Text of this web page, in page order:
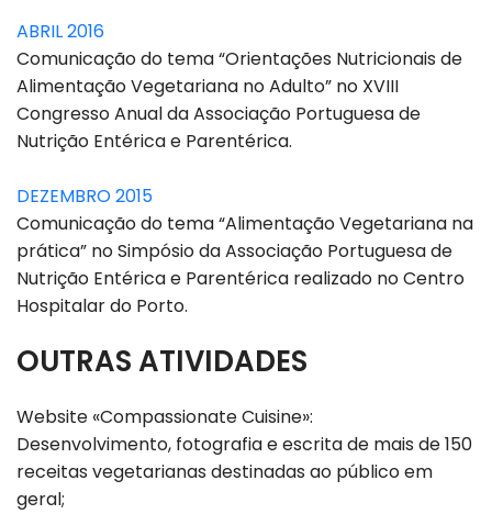
ABRIL 2016
Comunicação do tema “Orientações Nutricionais de
Alimentação Vegetariana no Adulto” no XVIII
Congresso Anual da Associação Portuguesa de
Nutrição Entérica e Parentérica.
DEZEMBRO 2015
Comunicação do tema “Alimentação Vegetariana na
prática” no Simpósio da Associação Portuguesa de
Nutrição Entérica e Parentérica realizado no Centro
Hospitalar do Porto.
OUTRAS ATIVIDADES
Website «Compassionate Cuisine»:
Desenvolvimento, fotografia e escrita de mais de 150
receitas vegetarianas destinadas ao público em
geral;